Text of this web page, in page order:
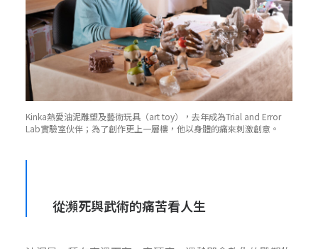
Kinka熱愛油泥雕塑及藝術玩具（art toy），去年成為Trial and Error
Lab實驗室伙伴；為了創作更上一層樓，他以身體的痛來刺激創意。
從瀕死與武術的痛苦看人生